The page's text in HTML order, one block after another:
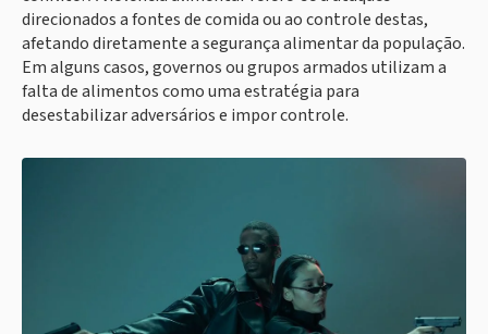
direcionados a fontes de comida ou ao controle destas,
afetando diretamente a segurança alimentar da população.
Em alguns casos, governos ou grupos armados utilizam a
falta de alimentos como uma estratégia para
desestabilizar adversários e impor controle.